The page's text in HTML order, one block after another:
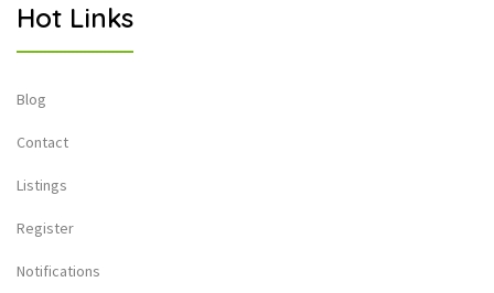
Hot Links
Blog
Contact
Listings
Register
Notifications